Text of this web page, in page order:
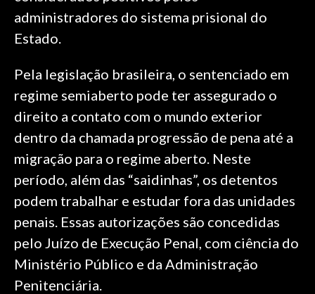
administradores do sistema prisional do
Estado.
Pela legislação brasileira, o sentenciado em
regime semiaberto pode ter assegurado o
direito a contato com o mundo exterior
dentro da chamada progressão de pena até a
migração para o regime aberto. Neste
período, além das “saidinhas”, os detentos
podem trabalhar e estudar fora das unidades
penais. Essas autorizações são concedidas
pelo Juízo de Execução Penal, com ciência do
Ministério Público e da Administração
Penitenciária.